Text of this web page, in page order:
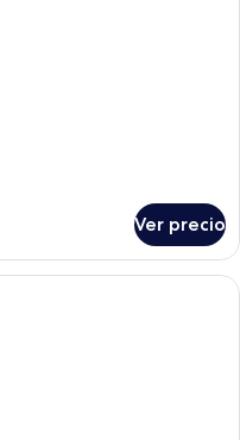
Ver precio